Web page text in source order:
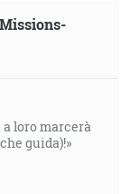
a loro marcerà
guida)!»